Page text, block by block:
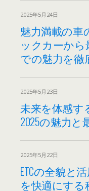
2025年5月24日
魅力満載の車
ックカーから
での魅力を徹
2025年5月23日
未来を体感す
2025の魅力と
2025年5月22日
ETCの全貌と
を快適にする